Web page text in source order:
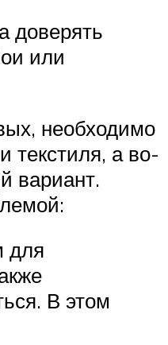
доверять
или
необходимо
текстиля, а во-
вариант.
для
В этом